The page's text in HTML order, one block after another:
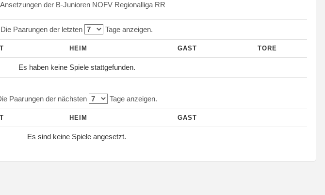
der B-Junioren NOFV Regionalliga RR
Die Paarungen der letzten Tage anzeigen.
HEIM GAST TORE
Es haben keine Spiele stattgefunden.
Paarungen der nächsten Tage anzeigen.
HEIM GAST
Es sind keine Spiele angesetzt.